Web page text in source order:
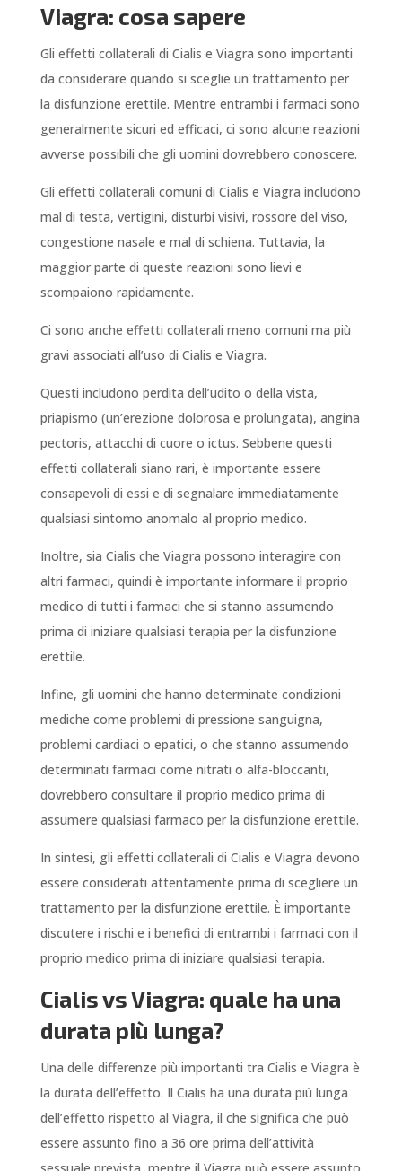
Viagra: cosa sapere
Gli effetti collaterali di Cialis e Viagra sono importanti
da considerare quando si sceglie un trattamento per
la disfunzione erettile. Mentre entrambi i farmaci sono
generalmente sicuri ed efficaci, ci sono alcune reazioni
avverse possibili che gli uomini dovrebbero conoscere.
Gli effetti collaterali comuni di Cialis e Viagra includono
mal di testa, vertigini, disturbi visivi, rossore del viso,
congestione nasale e mal di schiena. Tuttavia, la
maggior parte di queste reazioni sono lievi e
scompaiono rapidamente.
Ci sono anche effetti collaterali meno comuni ma più
gravi associati all’uso di Cialis e Viagra.
Questi includono perdita dell’udito o della vista,
priapismo (un’erezione dolorosa e prolungata), angina
pectoris, attacchi di cuore o ictus. Sebbene questi
effetti collaterali siano rari, è importante essere
consapevoli di essi e di segnalare immediatamente
qualsiasi sintomo anomalo al proprio medico.
Inoltre, sia Cialis che Viagra possono interagire con
altri farmaci, quindi è importante informare il proprio
medico di tutti i farmaci che si stanno assumendo
prima di iniziare qualsiasi terapia per la disfunzione
erettile.
Infine, gli uomini che hanno determinate condizioni
mediche come problemi di pressione sanguigna,
problemi cardiaci o epatici, o che stanno assumendo
determinati farmaci come nitrati o alfa-bloccanti,
dovrebbero consultare il proprio medico prima di
assumere qualsiasi farmaco per la disfunzione erettile.
In sintesi, gli effetti collaterali di Cialis e Viagra devono
essere considerati attentamente prima di scegliere un
trattamento per la disfunzione erettile. È importante
discutere i rischi e i benefici di entrambi i farmaci con il
proprio medico prima di iniziare qualsiasi terapia.
Cialis vs Viagra: quale ha una
durata più lunga?
Una delle differenze più importanti tra Cialis e Viagra è
la durata dell’effetto. Il Cialis ha una durata più lunga
dell’effetto rispetto al Viagra, il che significa che può
essere assunto fino a 36 ore prima dell’attività